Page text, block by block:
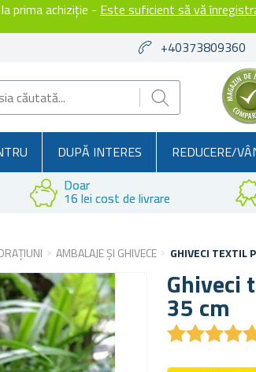
la prima achiziție - Este suficient să vă
+40373809360
DUPĂ INTERES REDUCERE/
Doar
16 lei cost de livrare
AMBALAJE ȘI GHIVECE GHIVECI TEXTIL
35 cm
★★★★
★★★★